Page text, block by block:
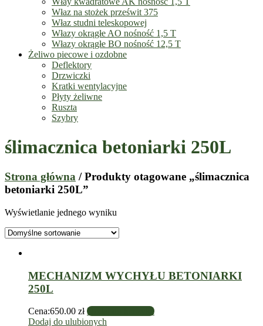
Właz na stożek prześwit 375
Właz studni teleskopowej
Włazy okrągłe AO nośność 1,5 T
Włazy okrągłe BO nośność 12,5 T
Żeliwo piecowe i ozdobne
Deflektory
Drzwiczki
Kratki wentylacyjne
Płyty żeliwne
Ruszta
Szybry
ślimacznica betoniarki 250L
Strona główna / Produkty otagowane „ślimacznica
betoniarki 250L”
Wyświetlanie jednego wyniku
MECHANIZM WYCHYŁU BETONIARKI
250L
Cena:650.00 zł Dodaj do koszyka
Dodaj do ulubionych